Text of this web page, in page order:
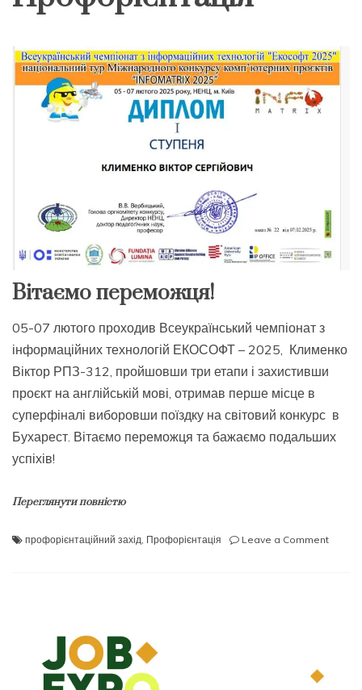
Вітаємо переможця!
05-07 лютого проходив Всеукраїнський чемпіонат з
інформаційних технологій ЕКОСОФТ – 2025, Клименко
Віктор РПЗ-312, пройшовши три етапи і захистивши
проєкт на англійській мові, отримав перше місце в
суперфіналі виборовши поїздку на світовий конкурс в
Бухарест. Вітаємо переможця та бажаємо подальших
успіхів!
Переглянути повністю
профорієнтаційний захід Профорієнтація Leave a Commenton